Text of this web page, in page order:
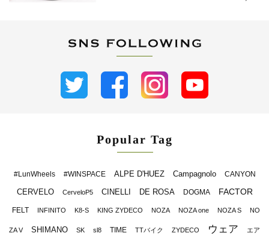
Popular Tag
#LunWheels #WINSPACE ALPE D'HUEZ Campagnolo CANYON
CERVELO CerveloP5 CINELLI DE ROSA DOGMA FACTOR
FELT INFINITO K8-S KING ZYDECO NOZA NOZA one NOZA S NO
ZA V SHIMANO SK sl8 TIME TTバイク ZYDECO ウェア エア